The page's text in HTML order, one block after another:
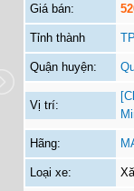
Giá bán:
Tỉnh thành
Quận huyện:
Vị trí:
Hãng:
Loại xe: